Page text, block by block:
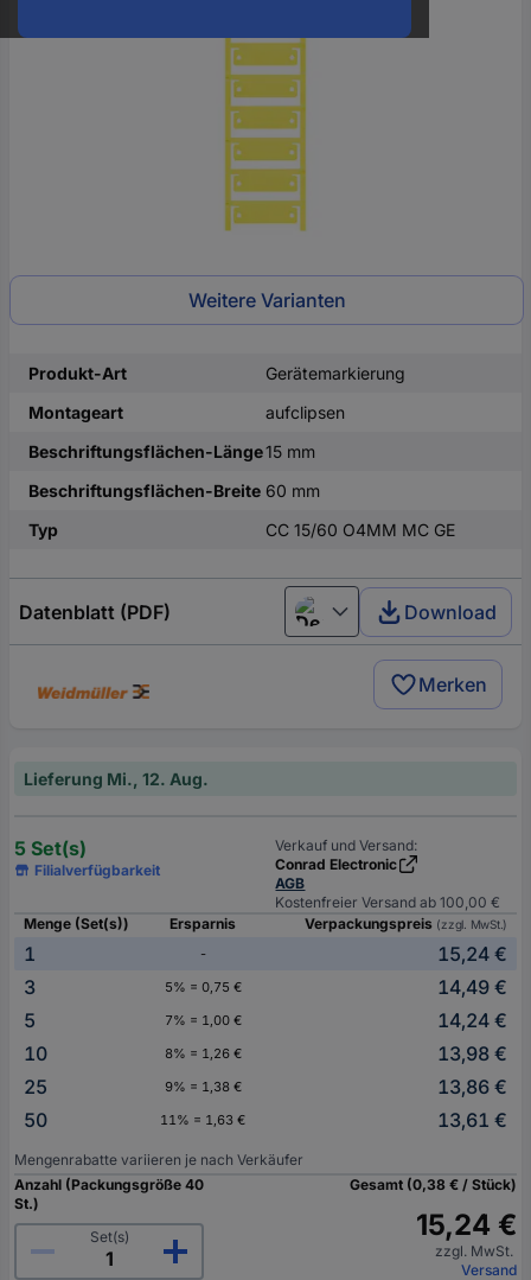
Weitere Varianten
Produkt-Art
Gerätemarkierung
Montageart
aufclipsen
Beschriftungsflächen-Länge15 mm
Beschriftungsflächen-Breite 60 mm
Typ
CC 15/60 O4MM MC GE
Datenblatt (PDF) Deutsch (Deutschland)
Download
Merken
Lieferung Mi., 12. Aug.
5 Set(s)
Filialverfügbarkeit
Verkauf und Versand:
Conrad Electronic
AGB
Kostenfreier Versand ab 100,00 €
Menge (Set(s))
Ersparnis Verpackungspreis (zzgl. MwSt.)
1 -
15,24 €
3
5% = 0,75 €
14,49 €
5
7% = 1,00 €
14,24 €
10
8% = 1,26 €
13,98 €
25
9% = 1,38 €
13,86 €
50
11% = 1,63 € 13,61 €
Mengenrabatte variieren je nach Verkäufer
Anzahl (Packungsgröße 40
St.)
Set(s)
Gesamt (0,38 € / Stück)
15,24 €
zzgl. MwSt.
Versand